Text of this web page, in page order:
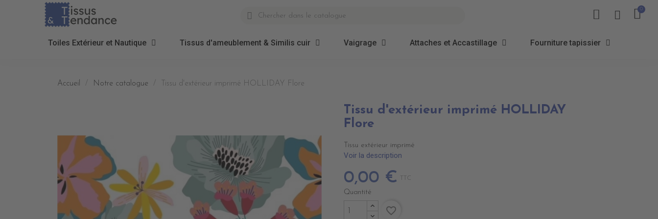
Toiles Extérieur et Nautique Tissus d'ameublement & Similis cuir Vaigrage Attaches et Accastillage Fourniture tapissier
Accueil Notre catalogue Tissu d'extérieur imprimé HOLLIDAY Flore
Tissu d'extérieur imprimé HOLLIDAY
Flore
Tissu extérieur imprimé
Voir la description
0,00 € TTC
Quantité
favorite_border